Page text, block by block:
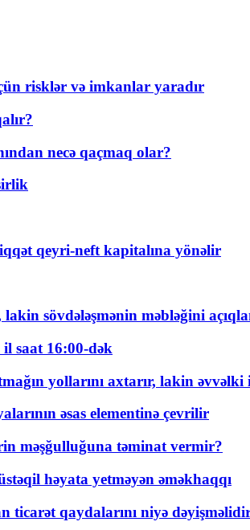
risklər və imkanlar yaradır
necə qaçmaq olar?
qeyri-neft kapitalına yönəlir
sövdələşmənin məbləğini
saat 16:00-dək
yollarını axtarır, lakin əvvəlki
əsas elementinə çevrilir
məşğulluğuna təminat vermir?
həyata yetməyən əməkhaqqı
ticarət qaydalarını niyə